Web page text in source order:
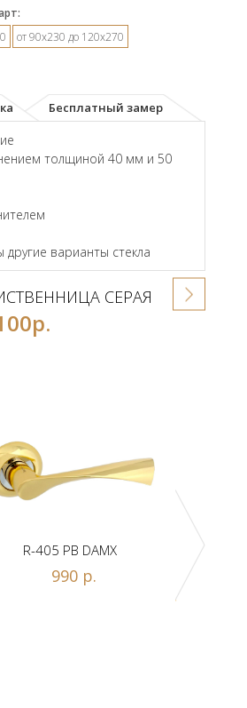
от 90х230 до 120х270
Бесплатный замер
толщиной 40 мм и 50
варианты стекла
СЕРАЯ
R-405 PB DAMX
990 р.